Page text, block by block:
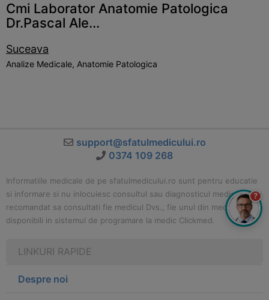
Cmi Laborator Anatomie Patologica
Dr.Pascal Ale...
Suceava
Analize Medicale, Anatomie Patologica
support@sfatulmedicului.ro
0374 109 268
Informatiile medicale de pe sfatulmedicului.ro sunt pentru educatie
si informare si nu inlocuiesc consultul sau diagnosticul medical. Este
recomandat sa consultati fie medicul Dvs., fie unul din medicii
disponibili in sistemul de programare la medic Clickmed.
LINKURI RAPIDE
Despre noi
?